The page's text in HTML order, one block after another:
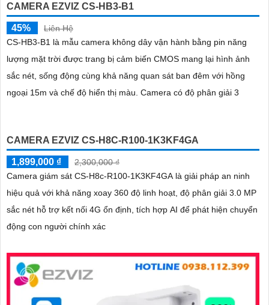
CAMERA EZVIZ CS-HB3-B1
45%
Liên Hệ
CS-HB3-B1 là mẫu camera không dây vận hành bằng pin năng
lượng mặt trời được trang bị cảm biến CMOS mang lại hình ảnh
sắc nét, sống động cùng khả năng quan sát ban đêm với hồng
ngoại 15m và chế độ hiển thị màu. Camera có độ phân giải 3
CAMERA EZVIZ CS-H8C-R100-1K3KF4GA
1,899,000 ₫
2,300,000 ₫
Camera giám sát CS-H8c-R100-1K3KF4GA là giải pháp an ninh
hiệu quả với khả năng xoay 360 độ linh hoạt, độ phân giải 3.0 MP
sắc nét hỗ trợ kết nối 4G ổn định, tích hợp AI để phát hiện chuyển
động con người chính xác